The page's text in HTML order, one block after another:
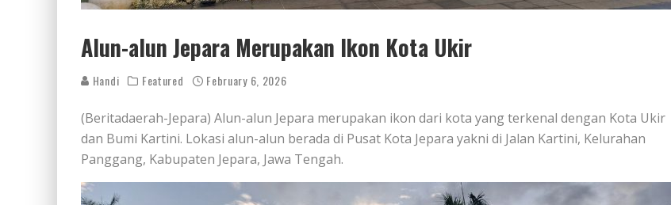
Alun-alun Jepara Merupakan Ikon Kota Ukir
Handi Featured February 6, 2026
(Beritadaerah-Jepara) Alun-alun Jepara merupakan ikon dari kota yang terkenal dengan Kota Ukir
dan Bumi Kartini. Lokasi alun-alun berada di Pusat Kota Jepara yakni di Jalan Kartini, Kelurahan
Panggang, Kabupaten Jepara, Jawa Tengah.